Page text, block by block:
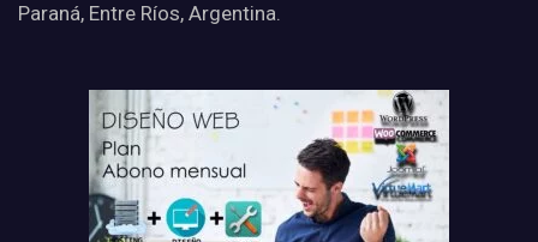
Paraná, Entre Ríos, Argentina.